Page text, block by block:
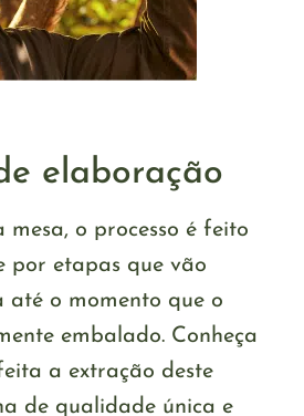
elaboração
mesa, o processo é feito
por etapas que vão
até o momento que o
embalado. Conheça
a extração deste
de qualidade única e